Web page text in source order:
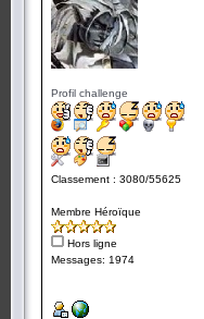
Profil challenge
Classement : 3080/55625
Membre Héroïque
Hors ligne
Messages: 1974